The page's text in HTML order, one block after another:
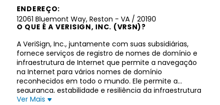
ENDEREÇO:
12061 Bluemont Way, Reston - VA / 20190
O QUE É A VERISIGN, INC. (VRSN)?
A VeriSign, Inc., juntamente com suas subsidiárias,
fornece serviços de registro de nomes de domínio e
infraestrutura de Internet que permite a navegação
na Internet para vários nomes de domínio
reconhecidos em todo o mundo. Ele permite a
segurança, estabilidade e resiliência da infraestrutura
e serviços da Internet, incluindo o fornecimento de
Ver Mais